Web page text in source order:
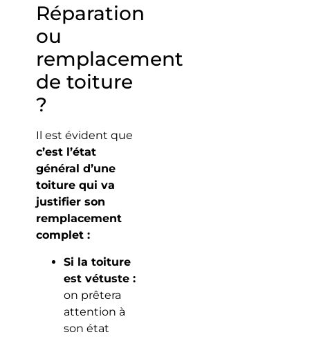
Réparation
ou
remplacement
de toiture
?
Il est évident que
c’est l’état
général d’une
toiture qui va
justifier son
remplacement
complet :
Si la toiture
est vétuste :
on prêtera
attention à
son état